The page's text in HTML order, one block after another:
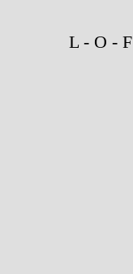
L - O - F